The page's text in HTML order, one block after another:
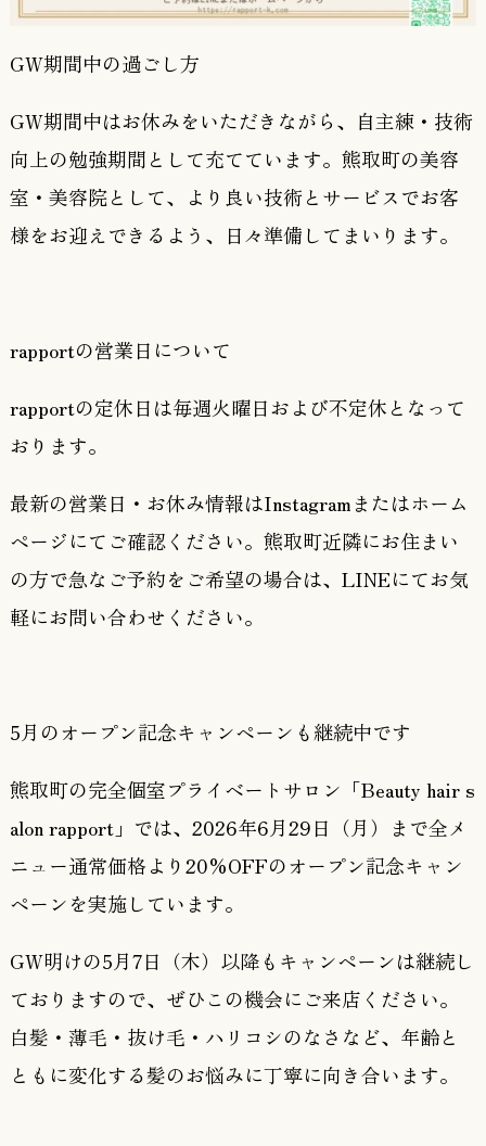
GW期間中の過ごし方
GW期間中はお休みをいただきながら、自主練・技術
向上の勉強期間として充てています。熊取町の美容
室・美容院として、より良い技術とサービスでお客
様をお迎えできるよう、日々準備してまいります。
rapportの営業日について
rapportの定休日は毎週火曜日および不定休となって
おります。
最新の営業日・お休み情報はInstagramまたはホーム
ページにてご確認ください。熊取町近隣にお住まい
の方で急なご予約をご希望の場合は、LINEにてお気
軽にお問い合わせください。
5月のオープン記念キャンペーンも継続中です
熊取町の完全個室プライベートサロン「Beauty hair s
alon rapport」では、 2026年6月29日（月）まで全メ
ニュー通常価格より20%OFFのオープン記念キャン
ペーンを実施しています。
GW明けの5月7日（木）以降もキャンペーンは継続し
ておりますので、ぜひこの機会にご来店ください。
白髪・薄毛・抜け毛・ハリコシのなさなど、年齢と
ともに変化する髪のお悩みに丁寧に向き合います。